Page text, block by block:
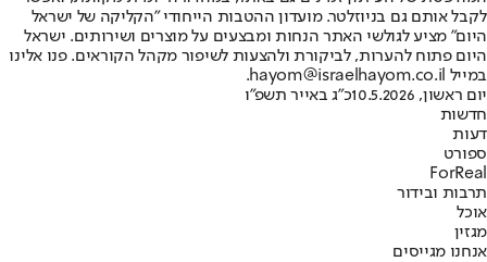
לקבל אותם גם בניוזלטר. מועדון ההטבות הייחודי "הקליקה של ישראל
היום" מציע לגולשי האתר הנחות ומבצעים על מוצרים ושירותים. ישראל
היום פתוח להערות, לביקורת ולהצעות לשיפור מקהל הקוראים. פנו אלינו
במייל hayom@israelhayom.co.il.
יום ראשון, 10.5.2026
כ"ג באייר תשפ"ו
חדשות
דעות
ספורט
ForReal
תרבות ובידור
אוכל
מגזין
אנחנו מגייסים